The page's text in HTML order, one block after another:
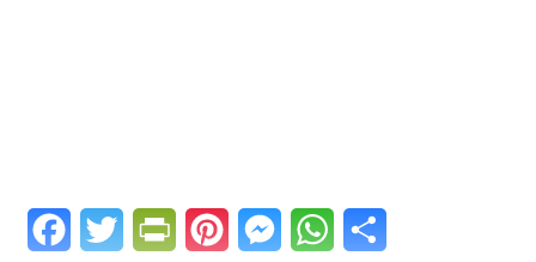
FacebookTwitter PrintFriendly
PinterestMessengerWhatsApp